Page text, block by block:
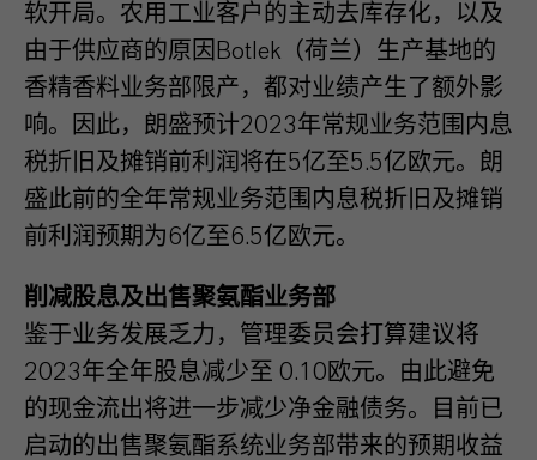
软开局。农用工业客户的主动去库存化，以及
由于供应商的原因Botlek（荷兰）生产基地的
香精香料业务部限产，都对业绩产生了额外影
响。因此，朗盛预计2023年常规业务范围内息
税折旧及摊销前利润将在5亿至5.5亿欧元。朗
盛此前的全年常规业务范围内息税折旧及摊销
前利润预期为6亿至6.5亿欧元。
削减股息及出售聚氨酯业务部
鉴于业务发展乏力，管理委员会打算建议将
2023年全年股息减少至 0.10欧元。由此避免
的现金流出将进一步减少净金融债务。目前已
启动的出售聚氨酯系统业务部带来的预期收益